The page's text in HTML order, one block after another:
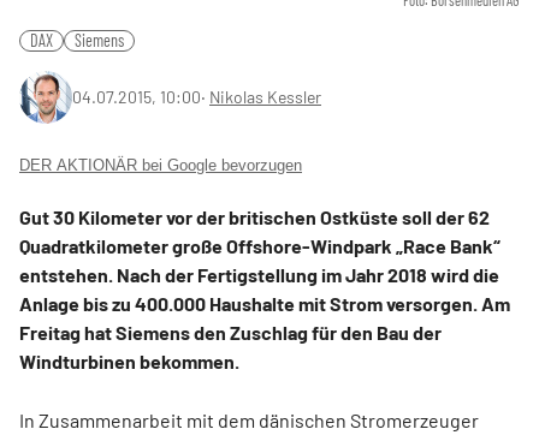
DAX Siemens
04.07.2015, 10:00‧ Nikolas Kessler
DER AKTIONÄR bei Google bevorzugen
Gut 30 Kilometer vor der britischen Ostküste soll der 62
Quadratkilometer große Offshore-Windpark „Race Bank“
entstehen. Nach der Fertigstellung im Jahr 2018 wird die
Anlage bis zu 400.000 Haushalte mit Strom versorgen. Am
Freitag hat Siemens den Zuschlag für den Bau der
Windturbinen bekommen.
In Zusammenarbeit mit dem dänischen Stromerzeuger